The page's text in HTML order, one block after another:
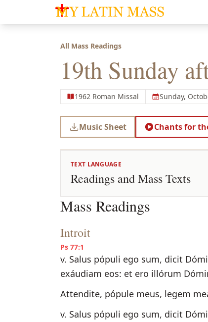
My Latin Mass - Traditional Latin Mass of
All Mass Readings
19th Sunday
1962 Roman Missal Sunday,
Music Sheet Chants for
TEXT LANGUAGE
Readings and Mass Texts
Mass Readings
Introit
Ps 77:1
v. Salus pópuli ego sum, dicit
exáudiam eos: et ero illórum
Attendite, pópule meus, legem
v. Salus pópuli ego sum, dicit